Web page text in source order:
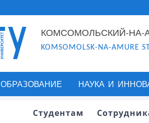
КОМСОМОЛЬСКИЙ-НА-
KOMSOMOLSK-NA-AMURE
ОБРАЗОВАНИЕ НАУКА И
Студентам